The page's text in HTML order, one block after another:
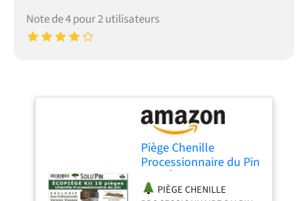
Note de 4 pour 2 utilisateurs
Piège Chenille
Processionnaire du Pin
16,60 m à Découper
PIÈGE CHENILLE